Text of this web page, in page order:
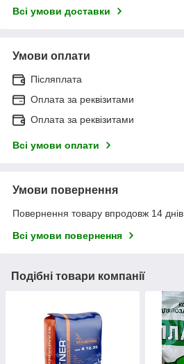
Всі умови доставки
Умови оплати
Післяплата
Оплата за реквізитами
Оплата за реквізитами
Всі умови оплати
Умови повернення
Повернення товару впродовж 14
Всі умови повернення
Подібні товари компанії